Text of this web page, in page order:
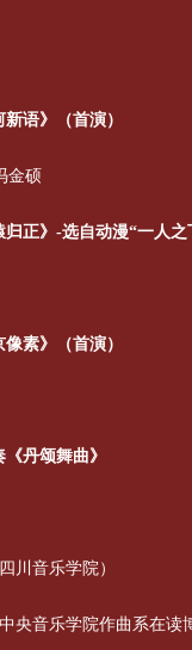
语》（首演）
金硕
正》-选自动漫“一人
素》（首演）
丹颂舞曲》
川音乐学院）
央音乐学院作曲系在读